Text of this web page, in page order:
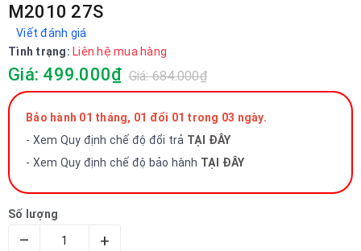
M2010 27S
Viết đánh giá
Tình trạng: Liên hệ mua hàng
Giá: 499.000₫ Giá: 684.000₫
Bảo hành 01 tháng, 01 đổi 01 trong 03 ngày.
- Xem Quy định chế độ đổi trả TẠI ĐÂY
- Xem Quy định chế độ bảo hành TẠI ĐÂY
Số lượng
– +